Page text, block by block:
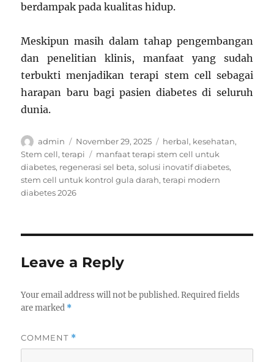
berdampak pada kualitas hidup.
Meskipun masih dalam tahap pengembangan
dan penelitian klinis, manfaat yang sudah
terbukti menjadikan terapi stem cell sebagai
harapan baru bagi pasien diabetes di seluruh
dunia.
Author
admin
Posted
on
November 29, 2025 Categories
herbal, kesehatan,
Stem cell,terapi Tags
manfaat terapi stem cell untuk
diabetes, regenerasi sel beta,solusi inovatif diabetes,
stem cell untuk kontrol gula darah,terapi modern
diabetes 2026
Leave a Reply
Your email address will not be published. Required fields
are marked *
COMMENT *